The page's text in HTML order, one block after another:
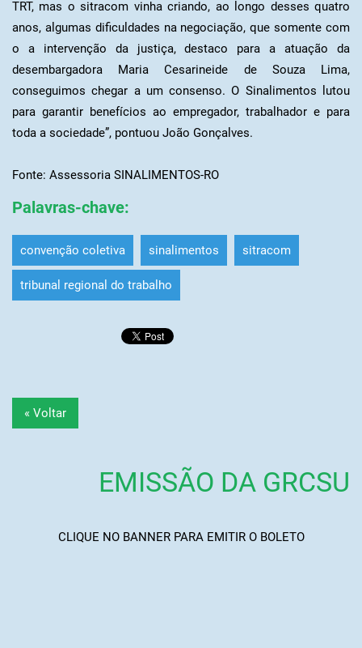
TRT, mas o sitracom vinha criando, ao longo desses quatro
anos, algumas dificuldades na negociação, que somente com
o a intervenção da justiça, destaco para a atuação da
desembargadora Maria Cesarineide de Souza Lima,
conseguimos chegar a um consenso. O Sinalimentos lutou
para garantir benefícios ao empregador, trabalhador e para
toda a sociedade”, pontuou João Gonçalves.
Fonte: Assessoria SINALIMENTOS-RO
Palavras-chave:
convenção coletiva sinalimentos sitracom
tribunal regional do trabalho
« Voltar
EMISSÃO DA GRCSU
CLIQUE NO BANNER PARA EMITIR O BOLETO